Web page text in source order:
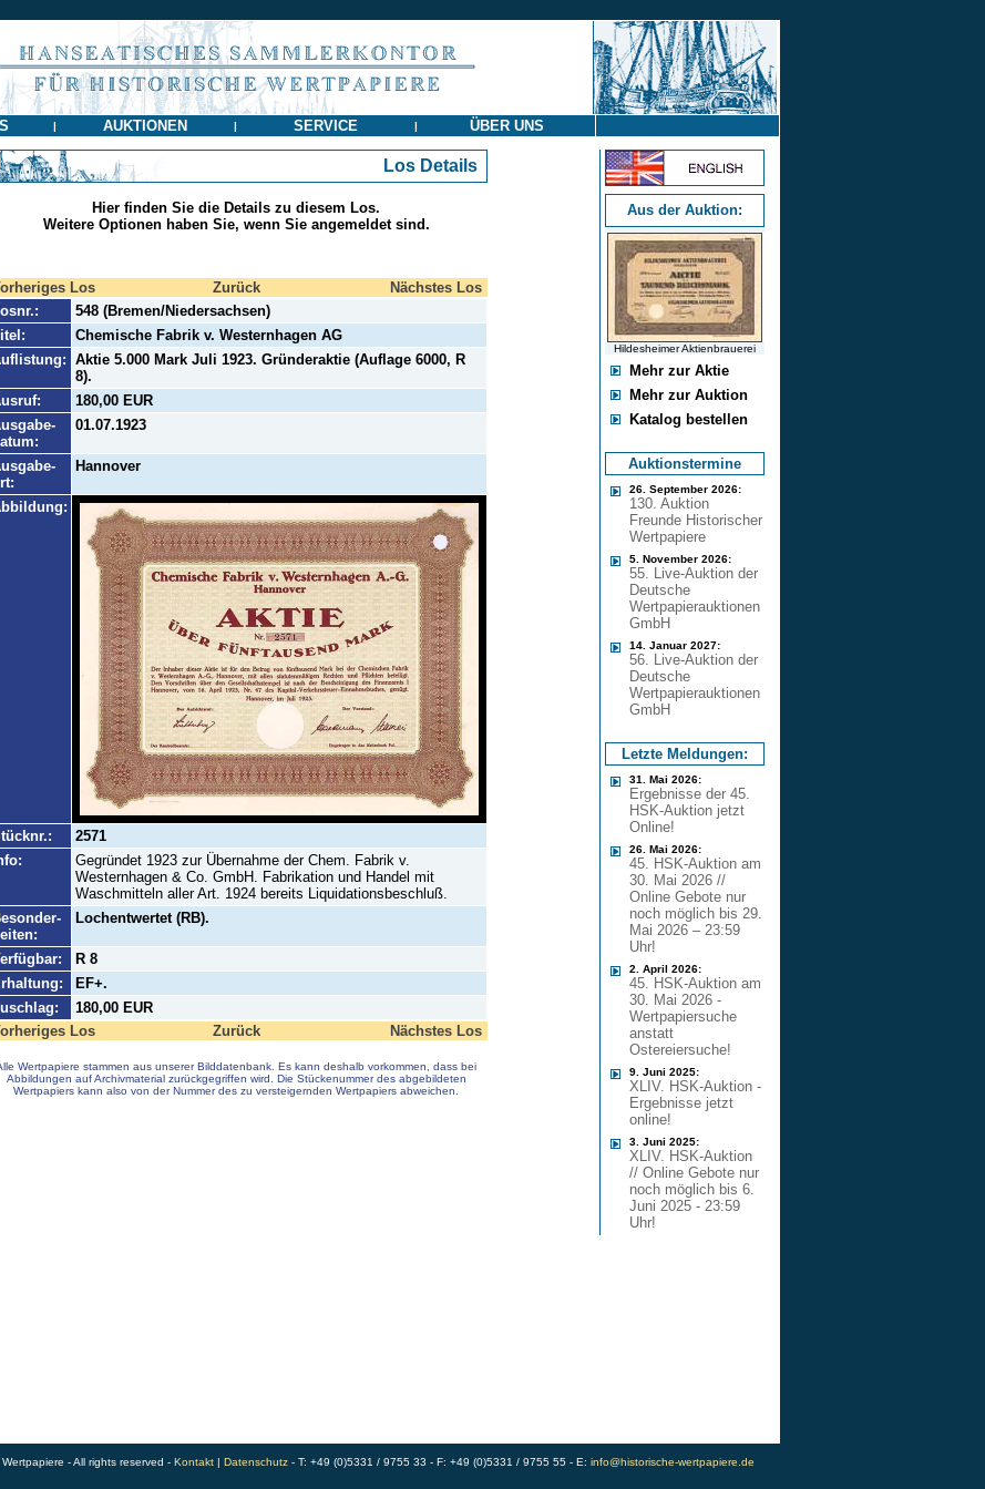
| AUKTIONEN | SERVICE | ÜBER UNS
Los Details
Hier finden Sie die Details zu diesem Los.
Weitere Optionen haben Sie, wenn Sie angemeldet sind.
Los Zurück
Nächstes Los
548 (Bremen/Niedersachsen)
Chemische Fabrik v. Westernhagen AG
Aktie 5.000 Mark Juli 1923. Gründeraktie (Auflage 6000, R
8).
180,00 EUR
01.07.1923
Hannover
2571
Gegründet 1923 zur Übernahme der Chem. Fabrik v.
Westernhagen & Co. GmbH. Fabrikation und Handel mit
Waschmitteln aller Art. 1924 bereits Liquidationsbeschluß.
Lochentwertet (RB).
R 8
EF+.
180,00 EUR
Los
Zurück Nächstes Los
Wertpapiere stammen aus unserer Bilddatenbank. Es kann deshalb vorkommen, dass bei
Abbildungen auf Archivmaterial zurückgegriffen wird. Die Stückenummer des abgebildeten
Wertpapiers kann also von der Nummer des zu versteigernden Wertpapiers abweichen.
Aus der Auktion:
Hildesheimer Aktienbrauerei
Mehr zur Aktie
Mehr zur Auktion
Katalog bestellen
Auktionstermine
26. September 2026:
130. Auktion
Freunde Historischer
Wertpapiere
5. November 2026:
55. Live-Auktion der
Deutsche
Wertpapierauktionen
GmbH
14. Januar 2027:
56. Live-Auktion der
Deutsche
Wertpapierauktionen
GmbH
Letzte Meldungen:
31. Mai 2026:
Ergebnisse der 45.
HSK-Auktion jetzt
Online!
26. Mai 2026:
45. HSK-Auktion am
30. Mai 2026 //
Online Gebote nur
noch möglich bis 29.
Mai 2026 – 23:59
Uhr!
2. April 2026:
45. HSK-Auktion am
30. Mai 2026 -
Wertpapiersuche
anstatt
Ostereiersuche!
9. Juni 2025:
XLIV. HSK-Auktion -
Ergebnisse jetzt
online!
3. Juni 2025:
XLIV. HSK-Auktion
// Online Gebote nur
noch möglich bis 6.
Juni 2025 - 23:59
Uhr!
- All rights reserved - Kontakt| Datenschutz- T: +49 (0)5331 / 9755 33 - F: +49 (0)5331 / 9755 55 - E: info@historische-wertpapiere.de